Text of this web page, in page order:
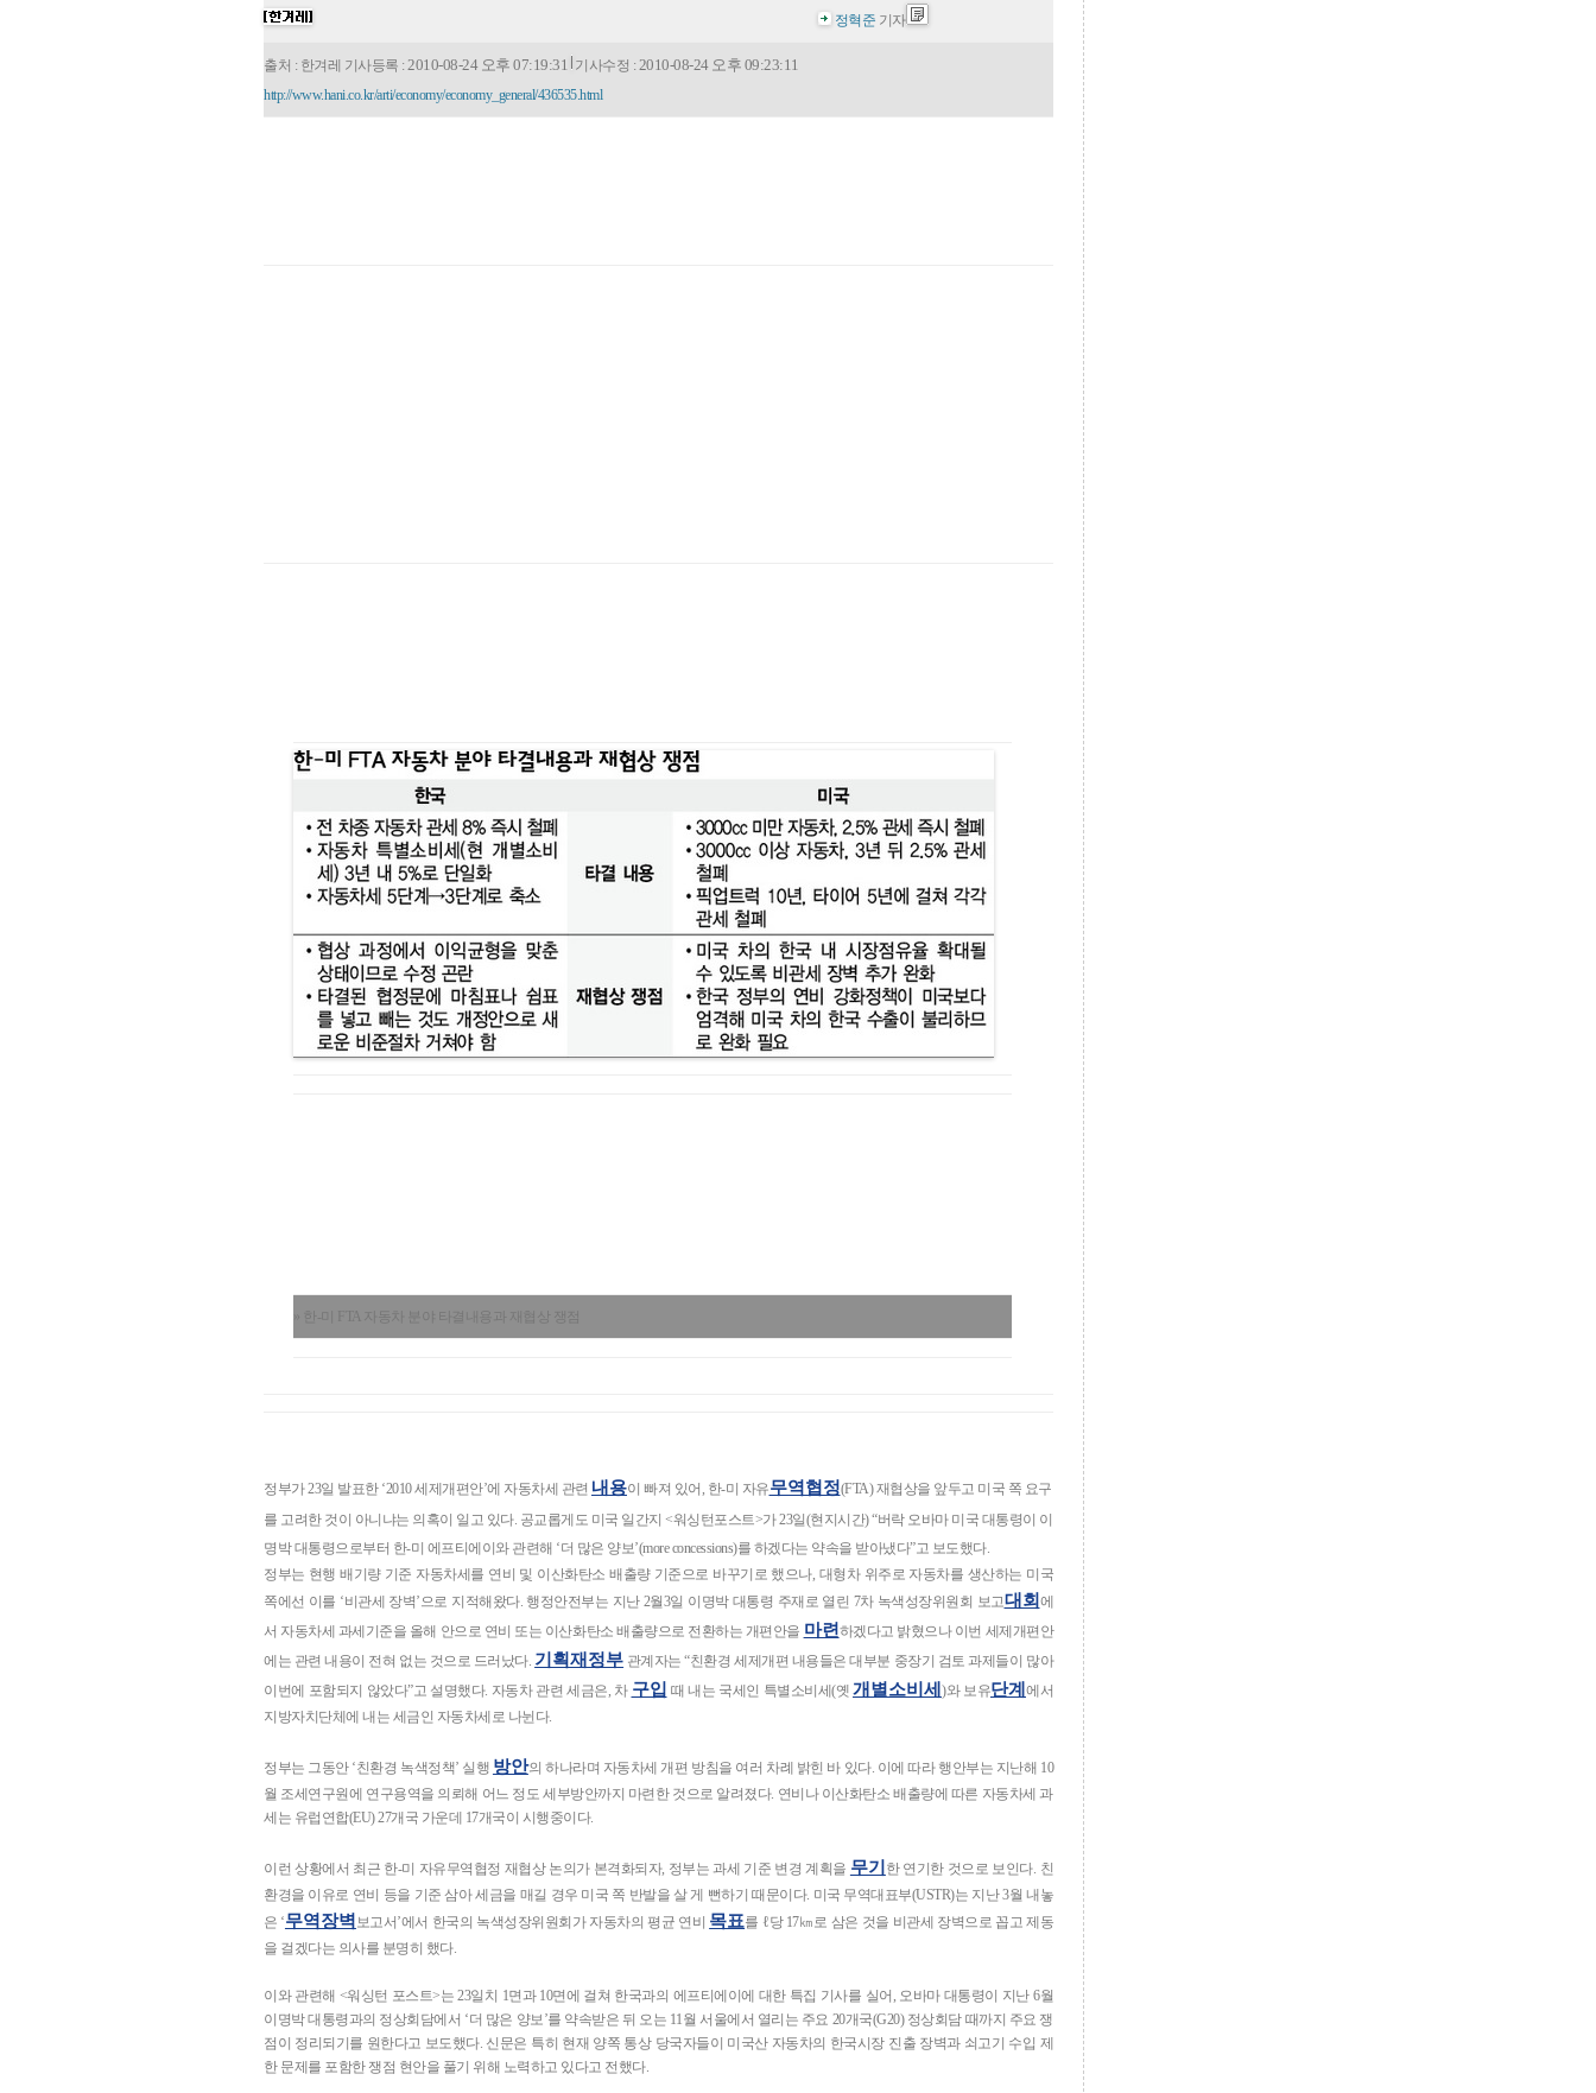
정혁준 기자
출처 : 한겨레 기사등록 : 2010-08-24 오후 07:19:31 기사수정 : 2010-08-24 오후 09:23:11
http://www.hani.co.kr/arti/economy/economy_general/436535.html
» 한-미 FTA 자동차 분야 타결내용과 재협상 쟁점
정부가 23일 발표한 ‘2010 세제개편안’에 자동차세 관련 내용이 빠져 있어, 한-미 자유무역협정(FTA) 재협상을 앞두고 미국 쪽 요구
를 고려한 것이 아니냐는 의혹이 일고 있다. 공교롭게도 미국 일간지 <워싱턴포스트>가 23일(현지시간) “버락 오바마 미국 대통령이 이
명박 대통령으로부터 한-미 에프티에이와 관련해 ‘더 많은 양보’(more concessions)를 하겠다는 약속을 받아냈다”고 보도했다.
정부는 현행 배기량 기준 자동차세를 연비 및 이산화탄소 배출량 기준으로 바꾸기로 했으나, 대형차 위주로 자동차를 생산하는 미국
쪽에선 이를 ‘비관세 장벽’으로 지적해왔다. 행정안전부는 지난 2월3일 이명박 대통령 주재로 열린 7차 녹색성장위원회 보고대회 에
서 자동차세 과세기준을 올해 안으로 연비 또는 이산화탄소 배출량으로 전환하는 개편안을 마련 하겠다고 밝혔으나 이번 세제개편안
에는 관련 내용이 전혀 없는 것으로 드러났다. 기획재정부 관계자는 “친환경 세제개편 내용들은 대부분 중장기 검토 과제들이 많아
이번에 포함되지 않았다”고 설명했다. 자동차 관련 세금은, 차 구입 때 내는 국세인 특별소비세(옛 개별소비세 )와 보유단계 에서
지방자치단체에 내는 세금인 자동차세로 나뉜다.
정부는 그동안 ‘친환경 녹색정책’ 실행 방안의 하나라며 자동차세 개편 방침을 여러 차례 밝힌 바 있다. 이에 따라 행안부는 지난해 10
월 조세연구원에 연구용역을 의뢰해 어느 정도 세부방안까지 마련한 것으로 알려졌다. 연비나 이산화탄소 배출량에 따른 자동차세 과
세는 유럽연합(EU) 27개국 가운데 17개국이 시행중이다.
이런 상황에서 최근 한-미 자유무역협정 재협상 논의가 본격화되자, 정부는 과세 기준 변경 계획을 무기 한 연기한 것으로 보인다. 친
환경을 이유로 연비 등을 기준 삼아 세금을 매길 경우 미국 쪽 반발을 살 게 뻔하기 때문이다. 미국 무역대표부(USTR)는 지난 3월 내놓
은 ‘무역장벽 보고서’에서 한국의 녹색성장위원회가 자동차의 평균 연비 목표를 ℓ당 17㎞로 삼은 것을 비관세 장벽으로 꼽고 제동
을 걸겠다는 의사를 분명히 했다.
이와 관련해 <워싱턴 포스트>는 23일치 1면과 10면에 걸쳐 한국과의 에프티에이에 대한 특집 기사를 실어, 오바마 대통령이 지난 6월
이명박 대통령과의 정상회담에서 ‘더 많은 양보’를 약속받은 뒤 오는 11월 서울에서 열리는 주요 20개국(G20) 정상회담 때까지 주요 쟁
점이 정리되기를 원한다고 보도했다. 신문은 특히 현재 양쪽 통상 당국자들이 미국산 자동차의 한국시장 진출 장벽과 쇠고기 수입 제
한 문제를 포함한 쟁점 현안을 풀기 위해 노력하고 있다고 전했다.